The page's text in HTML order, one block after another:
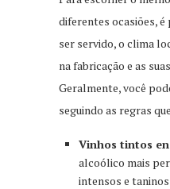
diferentes ocasiões,
ser servido, o clima
na fabricação e as
Geralmente, você
seguindo as regras
Vinhos tintos
alcoólico mais
intensos e